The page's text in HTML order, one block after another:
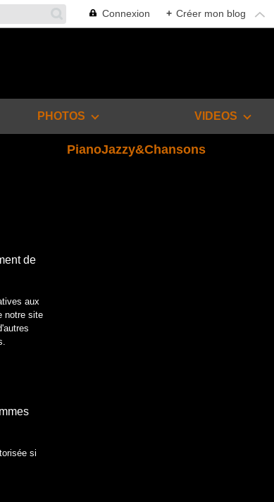
Connexion + Créer mon blog
PHOTOS VIDEOS
de
aux
notre site
si
PianoJazzy&Chansons